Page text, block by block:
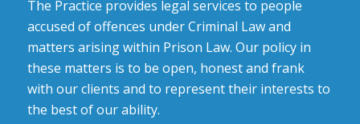
The Practice provides legal services to people
accused of offences under Criminal Law and
matters arising within Prison Law. Our policy in
these matters is to be open, honest and frank
with our clients and to represent their interests to
the best of our ability.